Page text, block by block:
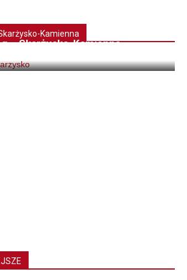
Kamienna
– Skarżysko-Kamienna